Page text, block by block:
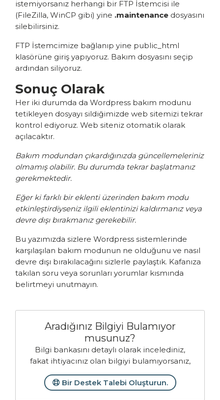
istemiyorsanız herhangi bir FTP İstemcisi ile
(FileZilla,WinCP gibi) yine .maintenance dosyasını
silebilirsiniz.
FTP İstemcimize bağlanıp yine public_html
klasörüne giriş yapıyoruz. Bakım dosyasını seçip
ardından siliyoruz.
Sonuç Olarak
Her iki durumda da Wordpress bakım modunu
tetikleyen dosyayı sildiğimizde web sitemizi tekrar
kontrol ediyoruz. Web siteniz otomatik olarak
açılacaktır.
Bakım modundan çıkardığınızda güncellemeleriniz
olmamış olabilir. Bu durumda tekrar başlatmanız
gerekmektedir.
Eğer ki farklı bir eklenti üzerinden bakım modu
etkinleştirdiyseniz ilgili eklentinizi kaldırmanız veya
devre dışı bırakmanız gerekebilir.
Bu yazımızda sizlere Wordpress sistemlerinde
karşılaşılan bakım modunun ne olduğunu ve nasıl
devre dışı bırakılacağını sizlerle paylaştık. Kafanıza
takılan soru veya sorunları yorumlar kısmında
belirtmeyi unutmayın.
Aradığınız Bilgiyi Bulamıyor
musunuz?
Bilgi bankasını detaylı olarak incelediniz,
fakat ihtiyacınız olan bilgiyi bulamıyorsanız,
Bir Destek Talebi Oluşturun.